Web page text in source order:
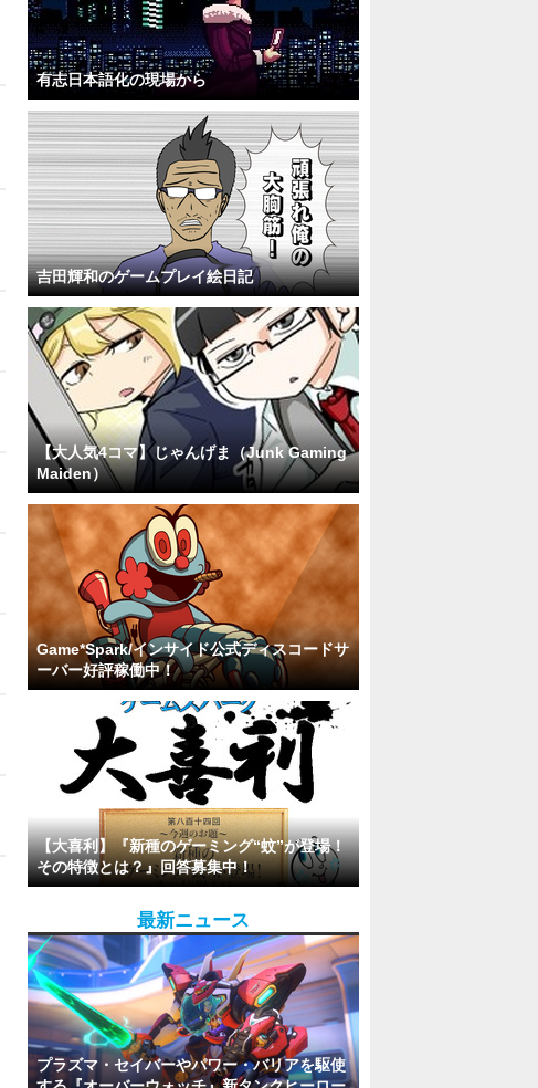
有志日本語化の現場から
吉田輝和のゲームプレイ絵日記
【大人気4コマ】じゃんげま（Junk Gaming
Maiden）
Game*Spark/インサイド公式ディスコードサ
ーバー好評稼働中！
【大喜利】『新種のゲーミング“蚊”が登場！
その特徴とは？』回答募集中！
最新ニュース
プラズマ・セイバーやパワー・バリアを駆使